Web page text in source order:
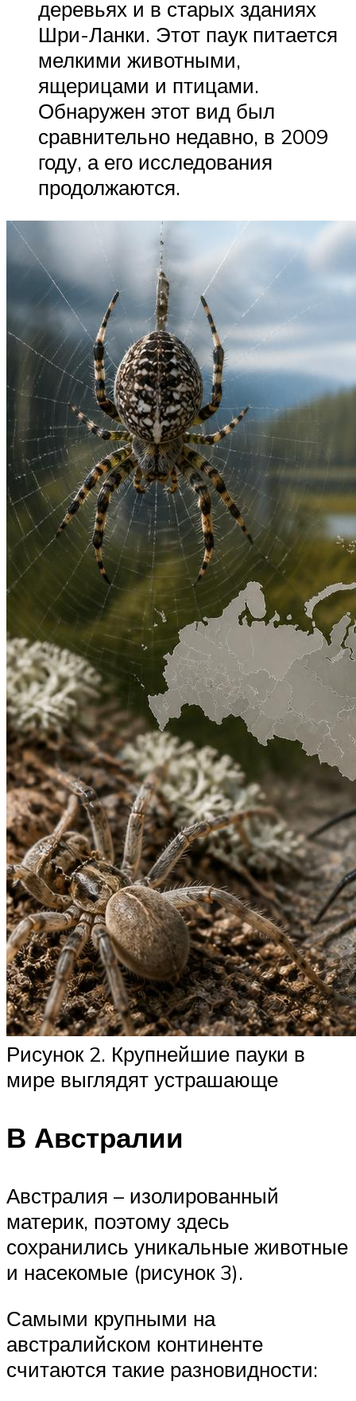
деревьях и в старых зданиях
Шри-Ланки. Этот паук питается
мелкими животными,
ящерицами и птицами.
Обнаружен этот вид был
сравнительно недавно, в 2009
году, а его исследования
продолжаются.
Рисунок 2. Крупнейшие пауки в
мире выглядят устрашающе
В Австралии
Австралия – изолированный
материк, поэтому здесь
сохранились уникальные животные
и насекомые (рисунок 3).
Самыми крупными на
австралийском континенте
считаются такие разновидности: